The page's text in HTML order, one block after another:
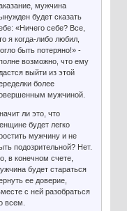
мужчина
будет сказать
«Ничего себе? Все,
я когда-либо любил,
быть потеряно!» -
возможно, что ему
выйти из этой
более
мужчиной.
ли это, что
будет легко
мужчину и не
подозрительной? Нет.
в конечном счете,
будет стараться
ее доверие,
с ней разобраться
всем.